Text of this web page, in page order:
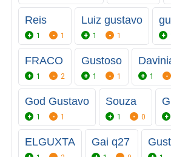
Reis
1 1
Luiz gustavo
1 1
FRACO
1 2
Gustoso
1 1 1
God Gustavo
1 1
Souza
1 0
ELGUXTA Gai q27